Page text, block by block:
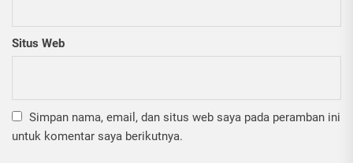
Situs Web
Simpan nama, email, dan situs web saya pada peramban ini
untuk komentar saya berikutnya.